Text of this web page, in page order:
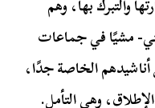
مشيًا في جماعات
الخاصة جدًا،
وهي التأمل.